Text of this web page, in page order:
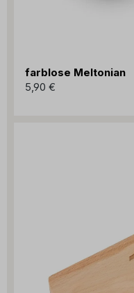
farblose Meltonian
5,90 €